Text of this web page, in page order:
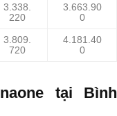
3.338.
220
3.663.90
0
3.809.
720
4.181.40
0
e tại Bình